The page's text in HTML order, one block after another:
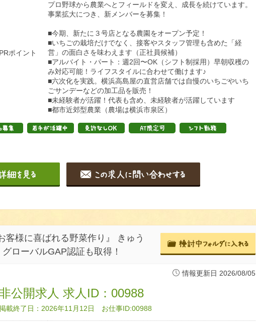
PRポイント
プロ野球から農業へとフィールドを変え、成長を続けています。
事業拡大につき、新メンバーを募集！
■今期、新たに３号店となる農園をオープン予定！
■いちごの栽培だけでなく、接客やスタッフ管理も含めた「経
営」の面白さを味わえます（正社員候補）
■アルバイト・パート：週2回〜OK（シフト制採用）早朝収穫の
み対応可能！ライフスタイルに合わせて働けます♪
■六次化を実践。横浜高島屋の直営店舗では自慢のいちごやいち
ごサンデーなどの加工品を販売！
■未経験者が活躍！代表も含め、未経験者が活躍しています
■都市近郊型農業（農場は横浜市泉区）
客様に喜ばれる野菜作り』 きゅう
ローバルGAP認証も取得！
情報更新日 2026/08/05
公開求人 求人ID：00988
載終了日：2026年11月12日 お仕事ID:00988